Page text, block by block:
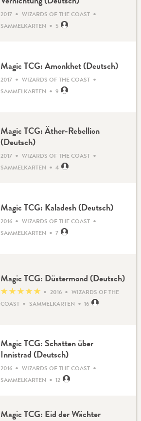
2017 • WIZARDS OF THE COAST •
SAMMELKARTEN • 5
Magic TCG: Amonkhet (Deutsch)
2017 • WIZARDS OF THE COAST •
SAMMELKARTEN • 9
Magic TCG: Äther-Rebellion
(Deutsch)
2017 • WIZARDS OF THE COAST •
SAMMELKARTEN • 4
Magic TCG: Kaladesh (Deutsch)
2016 • WIZARDS OF THE COAST •
SAMMELKARTEN • 7
Magic TCG: Düstermond (Deutsch)
★★★★★ • 2016 • WIZARDS OF THE
COAST • SAMMELKARTEN • 16
Magic TCG: Schatten über
Innistrad (Deutsch)
2016 • WIZARDS OF THE COAST •
SAMMELKARTEN • 12
Magic TCG: Eid der Wächter